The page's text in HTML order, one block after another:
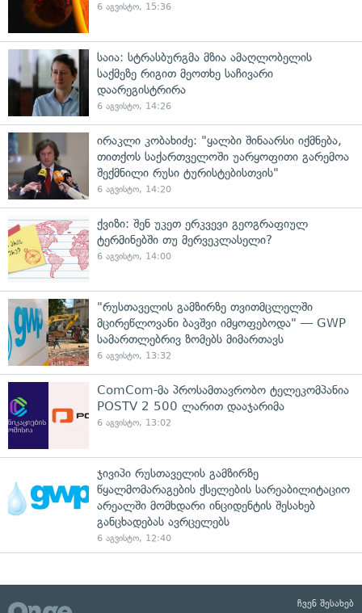
6 აგვისტო, 15:36
საია: სტრასბურგმა მზია ამაღლობელის
საქმეზე რიგით მეოთხე საჩივარი
დაარეგისტრირა
6 აგვისტო, 14:26
ირაკლი კობახიძე: "ყალბი შინაარსი იქმნება,
თითქოს საქართველოში უარყოფითი გარემოა
შექმნილი რუსი ტურისტებისთვის"
6 აგვისტო, 14:20
ქვიზი: შენ უკეთ ერკვევი გეოგრაფიულ
ტერმინებში თუ მერვეკლასელი?
6 აგვისტო, 14:00
"რუსთაველის გამზირზე თვითმცლელში
მცირეწლოვანი ბავშვი იმყოფებოდა" — GWP
სამართლებრივ ზომებს მიმართავს
6 აგვისტო, 13:32
ComCom-მა პროსამთავრობო ტელეკომპანია
POSTV 2 500 ლარით დააჯარიმა
6 აგვისტო, 13:02
ჯივიპი რუსთაველის გამზირზე
წყალმომარაგების ქსელების სარეაბილიტაციო
არეალში მომხდარი ინციდენტის შესახებ
განცხადებას ავრცელებს
6 აგვისტო, 12:40
ჩვენ შესახებ